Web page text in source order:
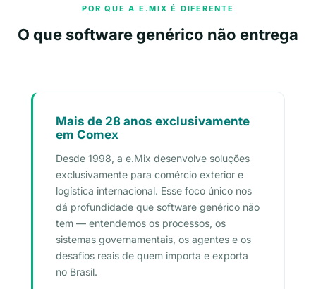
POR QUE A E.MIX É DIFERENTE
O que software genérico não entrega
Mais de 28 anos exclusivamente
em Comex
Desde 1998, a e.Mix desenvolve soluções
exclusivamente para comércio exterior e
logística internacional. Esse foco único nos
dá profundidade que software genérico não
tem — entendemos os processos, os
sistemas governamentais, os agentes e os
desafios reais de quem importa e exporta
no Brasil.